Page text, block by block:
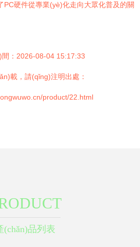
硬件從專業(yè)化走向大眾化普及的關
：2026-08-04 15:17:33
載，請(qǐng)注明出處：
product/22.html
(chǎn)品列表